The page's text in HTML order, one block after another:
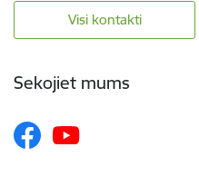
Visi kontakti
Sekojiet mums